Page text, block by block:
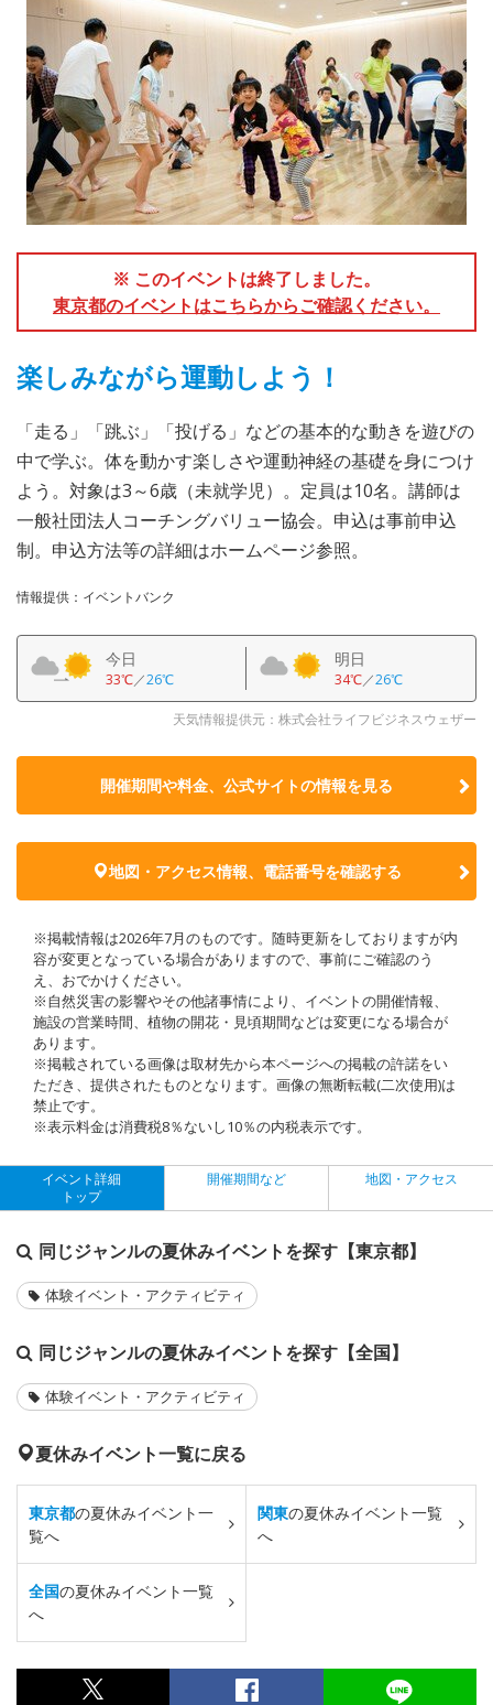
※ このイベントは終了しました。
東京都のイベントはこちらからご確認ください。
楽しみながら運動しよう！
「走る」「跳ぶ」「投げる」などの基本的な動きを遊びの
中で学ぶ。体を動かす楽しさや運動神経の基礎を身につけ
よう。対象は3～6歳（未就学児）。定員は10名。講師は
一般社団法人コーチングバリュー協会。申込は事前申込
制。申込方法等の詳細はホームページ参照。
情報提供：イベントバンク
今日
33℃／26℃
明日
34℃／26℃
天気情報提供元：株式会社ライフビジネスウェザー
開催期間や料金、公式サイトの情報を見る
地図・アクセス情報、電話番号を確認する
※掲載情報は2026年7月のものです。随時更新をしておりますが内
容が変更となっている場合がありますので、事前にご確認のう
え、おでかけください。
※自然災害の影響やその他諸事情により、イベントの開催情報、
施設の営業時間、植物の開花・見頃期間などは変更になる場合が
あります。
※掲載されている画像は取材先から本ページへの掲載の許諾をい
ただき、提供されたものとなります。画像の無断転載(二次使用)は
禁止です。
※表示料金は消費税8％ないし10％の内税表示です。
イベント詳細
トップ
開催期間など 地図・アクセス
同じジャンルの夏休みイベントを探す【東京都】
体験イベント・アクティビティ
同じジャンルの夏休みイベントを探す【全国】
体験イベント・アクティビティ
夏休みイベント一覧に戻る
東京都の夏休みイベント一
覧へ
関東の夏休みイベント一覧
へ
全国の夏休みイベント一覧
へ